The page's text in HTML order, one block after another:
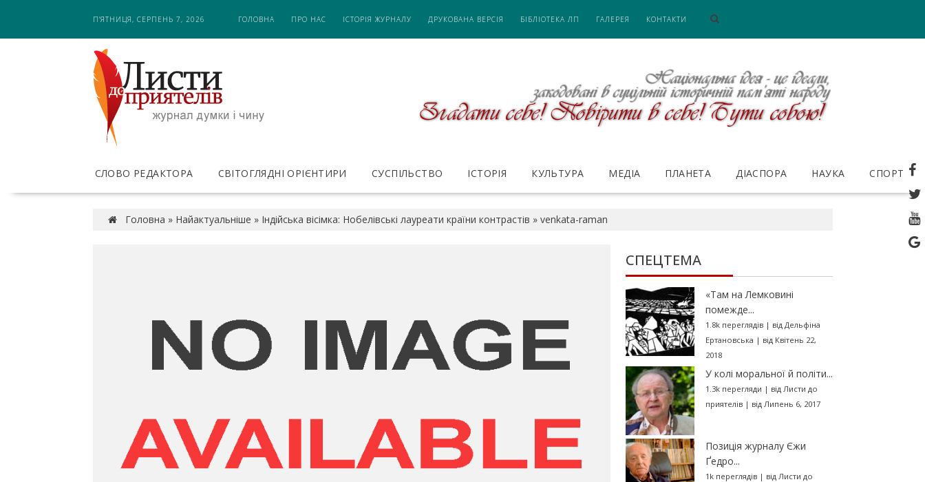
i
П’ЯТНИЦЯ, СЕРПЕНЬ 7, 2026 ГОЛОВНА ПРО НАС ІСТОРІЯ ЖУРНАЛУ ДРУКОВАНА ВЕРСІЯ БІБЛІОТЕКА ЛП ГАЛЕРЕЯ КОНТАКТИ
СЛОВО РЕДАКТОРА СВІТОГЛЯДНІ ОРІЄНТИРИ СУСПІЛЬСТВО ІСТОРІЯ КУЛЬТУРА МЕДІА ПЛАНЕТА ДІАСПОРА НАУКА СПОРТ
Головна » Найактуальніше » Індійська вісімка: Нобелівські лауреати країни контрастів » venkata-raman
СПЕЦТЕМА
«Там на Лемковині
помежде...
1.8k переглядів| від Дельфіна
Ертановська | від Квітень 22,
2018
У колі моральної й політи...
1.3k перегляди | від Листи до
приятелів| від Липень 6, 2017
Позиція журналу Єжи
Ґедро...
1k переглядів| від Листи до